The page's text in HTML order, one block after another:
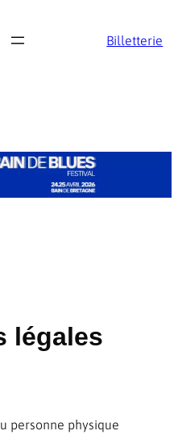
Billetterie
légales
personne physique